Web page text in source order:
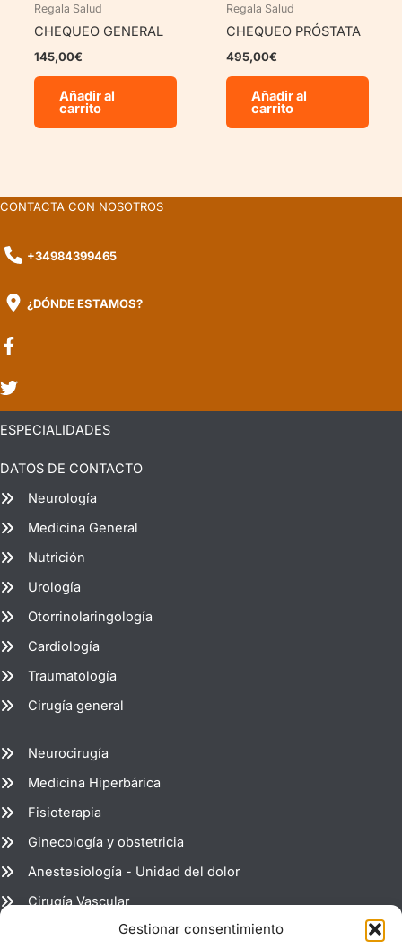
Gestionar consentimiento
Regala Salud
CHEQUEO GENERAL
145,00€
Añadir al
carrito
Regala Salud
CHEQUEO PRÓSTATA
495,00€
Añadir al
carrito
CONTACTA CON NOSOTROS
+34984399465
¿DÓNDE ESTAMOS?
ESPECIALIDADES
DATOS DE CONTACTO
Neurología
Medicina General
Nutrición
Urología
Otorrinolaringología
Cardiología
Traumatología
Cirugía general
Neurocirugía
Medicina Hiperbárica
Fisioterapia
Ginecología y obstetricia
Anestesiología - Unidad del dolor
Cirugía Vascular